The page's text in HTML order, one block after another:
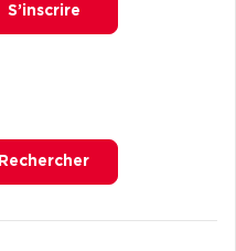
S’inscrire
Rechercher